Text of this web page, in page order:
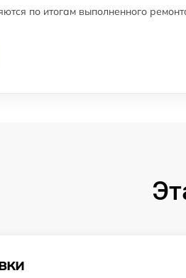
по итогам выполненного